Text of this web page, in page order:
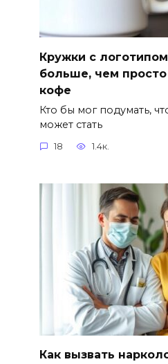
Кружки с
больше, чем
кофе
Кто бы мог подумать,
может стать
18 1.4к.
Как вызвать